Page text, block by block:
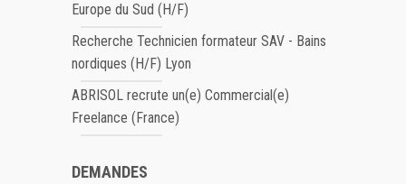
Europe du Sud (H/F)
Recherche Technicien formateur SAV - Bains
nordiques (H/F) Lyon
ABRISOL recrute un(e) Commercial(e)
Freelance (France)
DEMANDES